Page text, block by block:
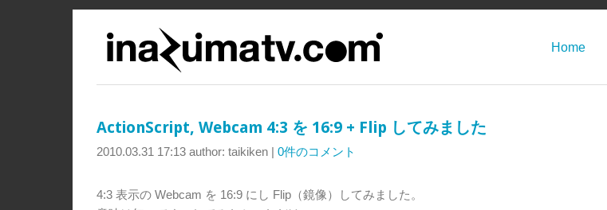
Home
ActionScript, Webcam 4:3 を 16:9 + Flip してみました
2010.03.31 17:13 author: taikiken | 0件のコメント
4:3 表示の Webcam を 16:9 にし Flip（鏡像）してみました。